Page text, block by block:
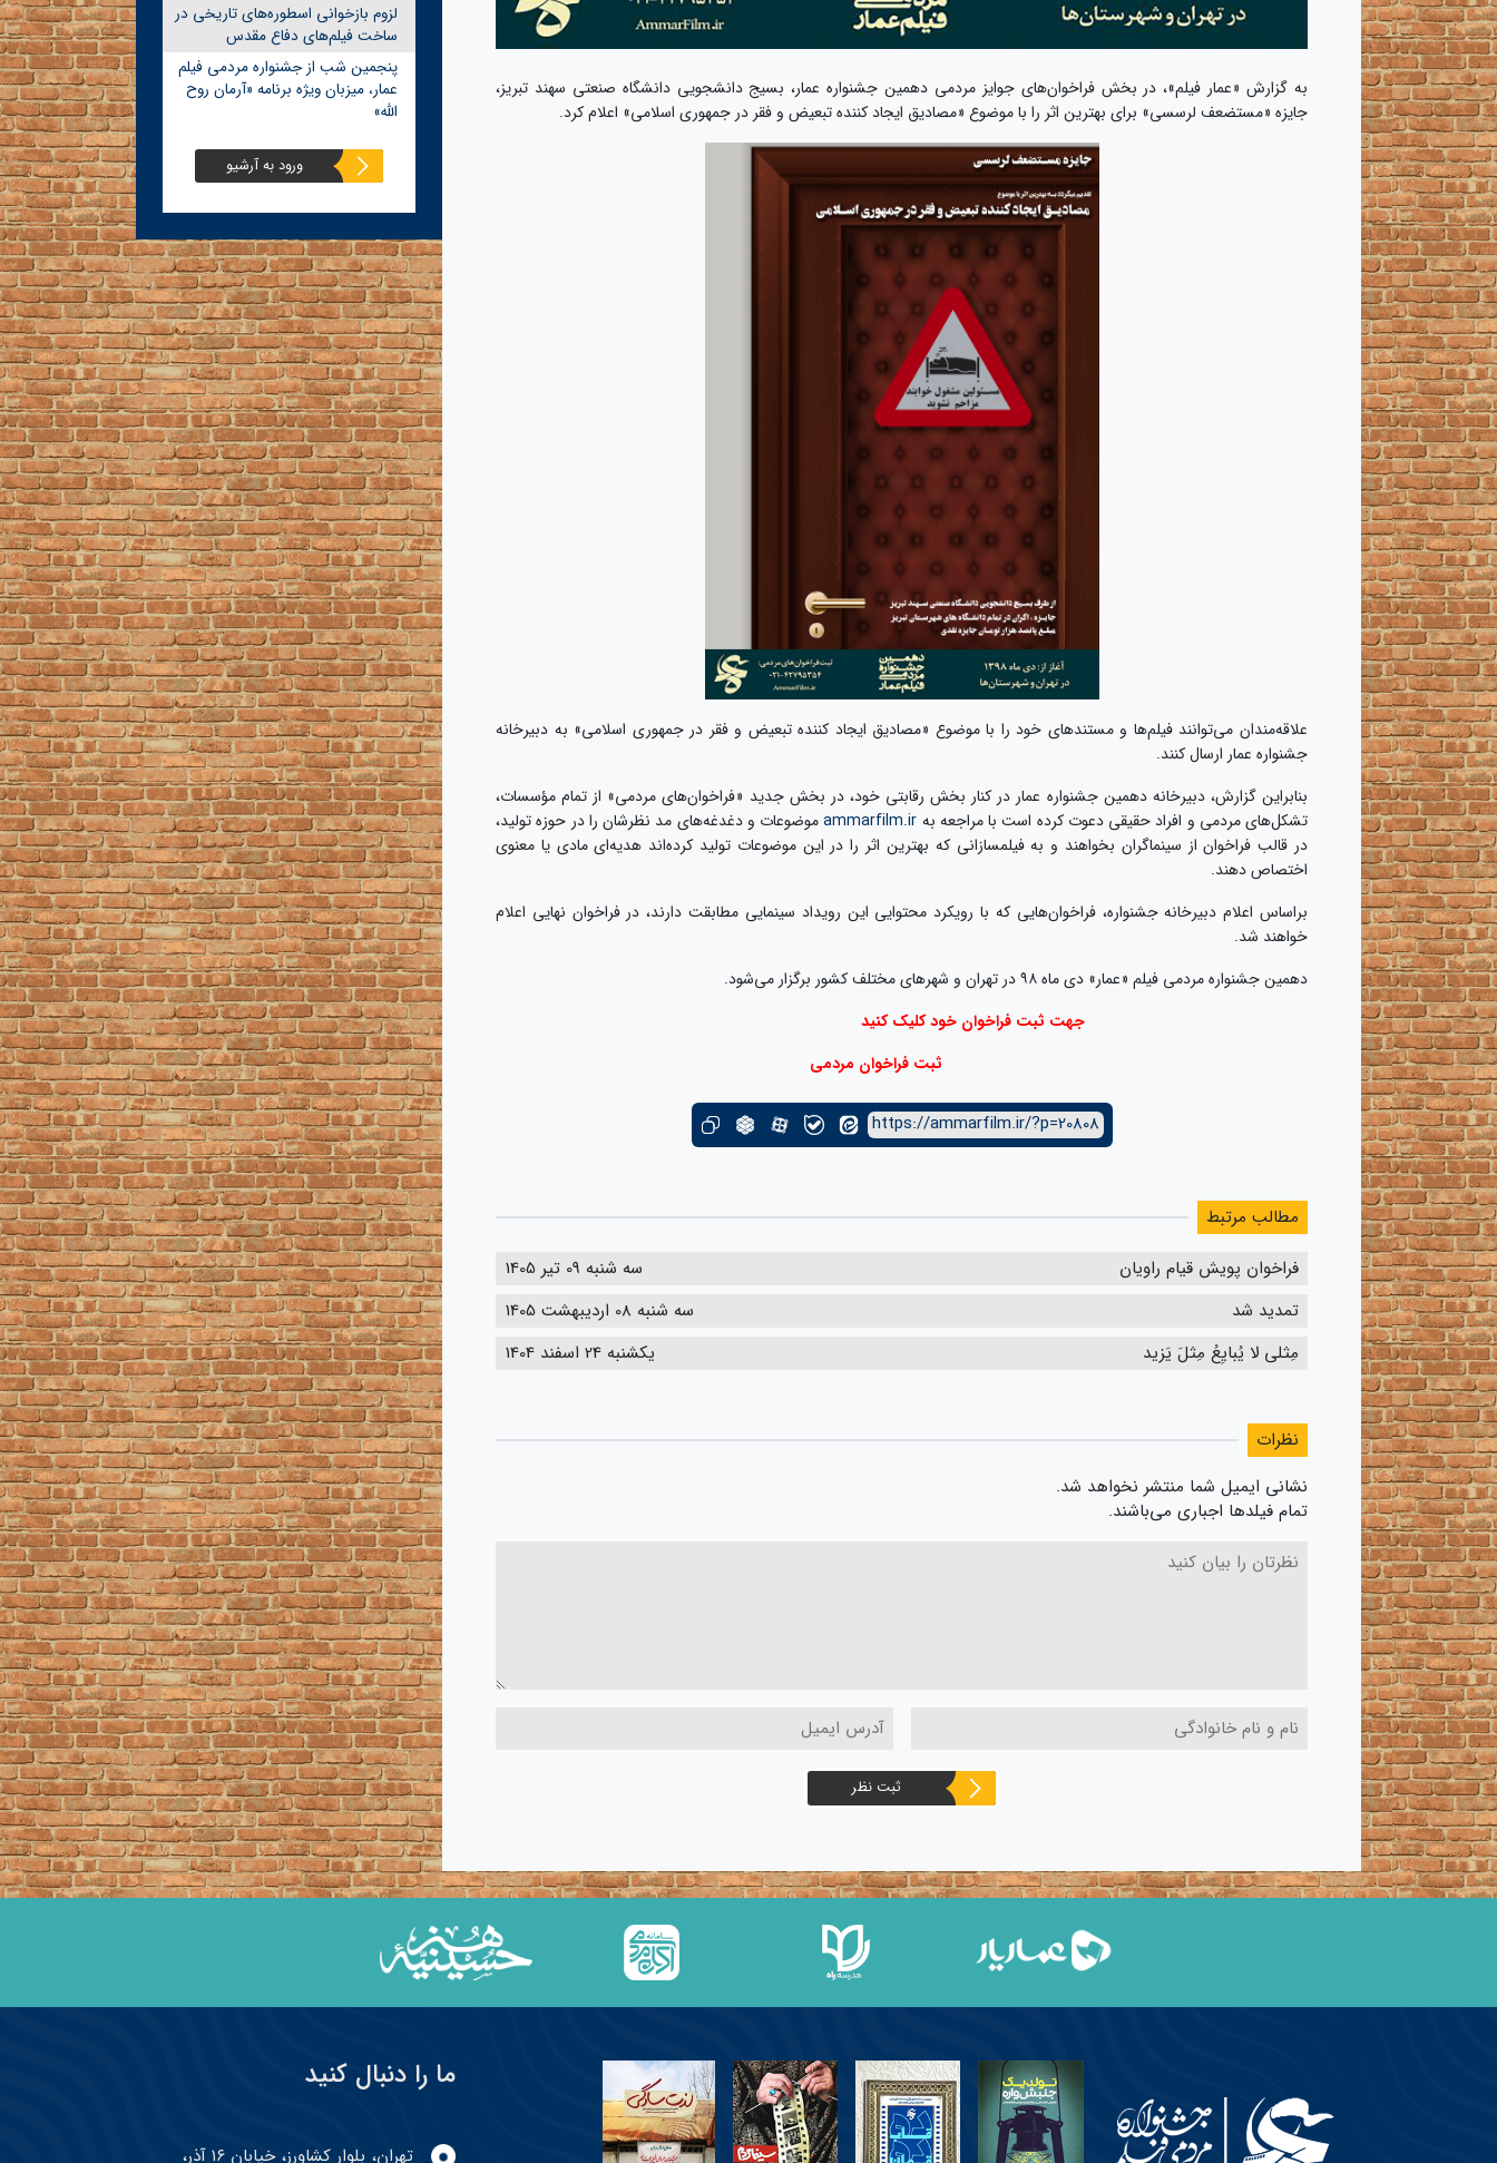
به گزارش «عمار فیلم»، در بخش فراخوان‌های جوایز مردمی دهمین جشنواره عمار، بسیج دانشجویی دانشگاه صنعتی سهند تبریز،
جایزه «مستضعف لرسسی» برای بهترین اثر را با موضوع «مصادیق ایجاد کننده تبعیض و فقر در جمهوری اسلامی» اعلام کرد.
علاقه‌مندان می‌توانند فیلم‌ها و مستندهای خود را با موضوع «مصادیق ایجاد کننده تبعیض و فقر در جمهوری اسلامی» به دبیرخانه
جشنواره عمار ارسال کنند.
بنابراین گزارش، دبیرخانه دهمین جشنواره عمار در کنار بخش رقابتی خود، در بخش جدید «فراخوان‌های مردمی» از تمام مؤسسات،
تشکل‌های مردمی و افراد حقیقی دعوت کرده است با مراجعه به ammarfilm.irموضوعات و دغدغه‌های مد نظرشان را در حوزه تولید،
در قالب فراخوان‌ از سینماگران بخواهند و به فیلمسازانی که بهترین اثر را در این موضوعات تولید کرده‌اند هدیه‌ای مادی یا معنوی
اختصاص دهند.
براساس اعلام دبیرخانه جشنواره، فراخوان‌هایی که با رویکرد محتوایی این رویداد سینمایی مطابقت دارند، در فراخوان نهایی اعلام
خواهند شد.
دهمین جشنواره مردمی فیلم «عمار» دی ماه ۹۸ در تهران و شهرهای مختلف کشور برگزار می‌شود.
جهت ثبت فراخوان خود کلیک کنید
ثبت فراخوان مردمی
https://ammarfilm.ir/?p=20808
مطالب مرتبط
فراخوان پویش قیام راویان
سه شنبه 09 تیر 1405
تمدید شد
سه شنبه 08 اردیبهشت 1405
مِثلی لا یُبایِعُ مِثلَ یَزید
یکشنبه 24 اسفند 1404
نظرات
نشانی ایمیل شما منتشر نخواهد شد.
تمام فیلدها اجباری می‌باشند.
ثبت نظر
لزوم بازخوانی اسطوره‌های تاریخی در
ساخت فیلم‌های دفاع مقدس
پنجمین شب از جشنواره مردمی فیلم
عمار، میزبان ویژه برنامه «آرمان روح
الله»
ورود به آرشیو
ما را دنبال کنید
تهران، بلوار کشاورز، خیابان ۱۶ آذر،